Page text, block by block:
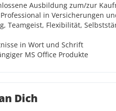
Ausbildung zum/zur
in Versicherungen
Teamgeist, Flexibilität,
in Wort und Schrift
MS Office Produkte
Dich